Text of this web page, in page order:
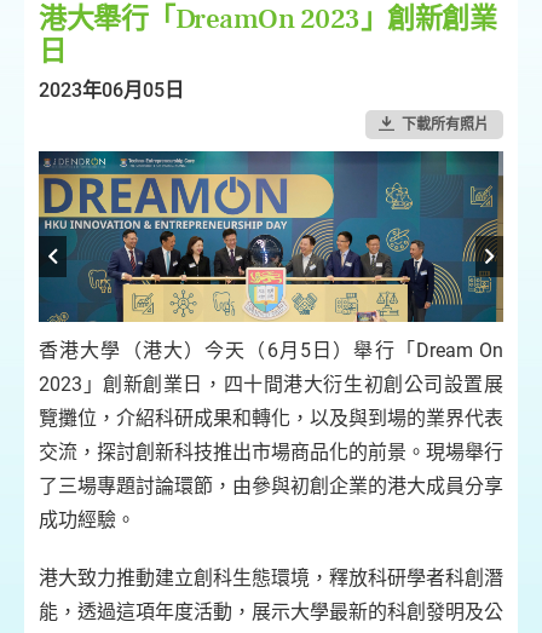
港大舉行「DreamOn 2023」創新創業
日
2023年06月05日
下載所有照片
香港大學（港大）今天（6月5日）舉行「Dream On
2023」創新創業日，四十間港大衍生初創公司設置展
覽攤位，介紹科研成果和轉化，以及與到場的業界代表
交流，探討創新科技推出市場商品化的前景。現場舉行
了三場專題討論環節，由參與初創企業的港大成員分享
成功經驗。
港大致力推動建立創科生態環境，釋放科研學者科創潛
能，透過這項年度活動，展示大學最新的科創發明及公